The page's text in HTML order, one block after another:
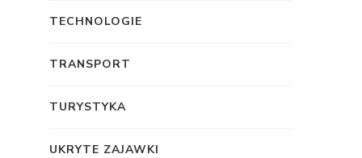
TECHNOLOGIE
TRANSPORT
TURYSTYKA
UKRYTE ZAJAWKI